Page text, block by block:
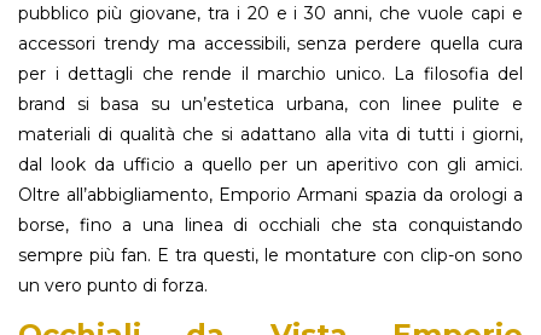
pubblico più giovane, tra i 20 e i 30 anni, che vuole capi e
accessori trendy ma accessibili, senza perdere quella cura
per i dettagli che rende il marchio unico. La filosofia del
brand si basa su un’estetica urbana, con linee pulite e
materiali di qualità che si adattano alla vita di tutti i giorni,
dal look da ufficio a quello per un aperitivo con gli amici.
Oltre all’abbigliamento, Emporio Armani spazia da orologi a
borse, fino a una linea di occhiali che sta conquistando
sempre più fan. E tra questi, le montature con clip-on sono
un vero punto di forza.